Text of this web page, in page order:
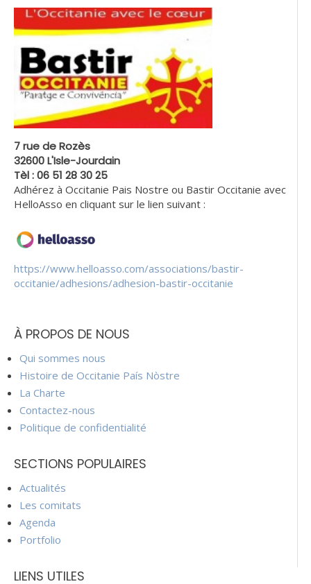
7 rue de Rozès
32600 L'Isle-Jourdain
Tèl : 06 51 28 30 25
Adhérez à Occitanie Pais Nostre ou Bastir Occitanie avec
HelloAsso en cliquant sur le lien suivant :
https://www.helloasso.com/associations/bastir-
occitanie/adhesions/adhesion-bastir-occitanie
À PROPOS DE NOUS
Qui sommes nous
Histoire de Occitanie País Nòstre
La Charte
Contactez-nous
Politique de confidentialité
SECTIONS POPULAIRES
Actualités
Les comitats
Agenda
Portfolio
LIENS UTILES